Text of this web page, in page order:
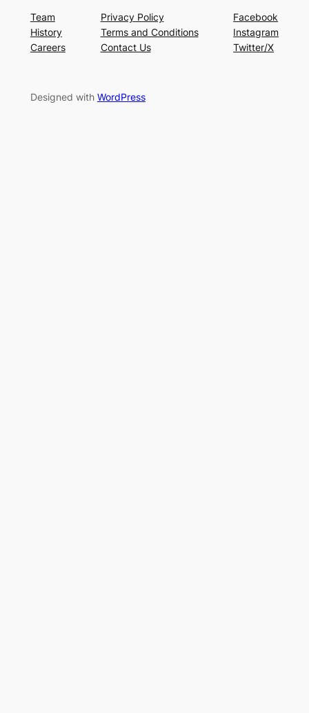
Team
History
Careers
Privacy Policy
Terms and Conditions
Contact Us
Facebook
Instagram
Twitter/X
Designed with WordPress